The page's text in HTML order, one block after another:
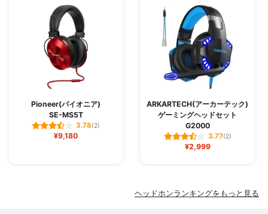
Pioneer(パイオニア)
SE-MS5T
3.78(2)
¥9,180
ARKARTECH(アーカーテック)
ゲーミングヘッドセット
G2000
3.77(2)
¥2,999
ヘッドホンランキングをもっと見る